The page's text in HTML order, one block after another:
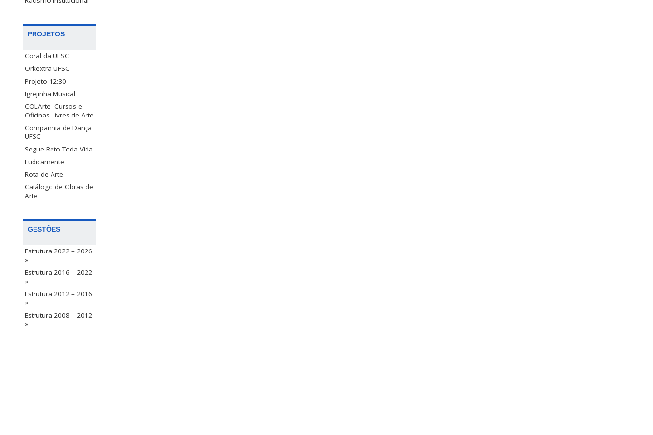
PROJETOS
Coral da UFSC
Orkextra UFSC
Projeto 12:30
Igrejinha Musical
COLArte -Cursos e
Oficinas Livres de Arte
Companhia de Dança
UFSC
Segue Reto Toda Vida
Ludicamente
Rota de Arte
Catálogo de Obras de
Arte
GESTÕES
Estrutura 2022 – 2026
»
Estrutura 2016 – 2022
»
Estrutura 2012 – 2016
»
Estrutura 2008 – 2012
»